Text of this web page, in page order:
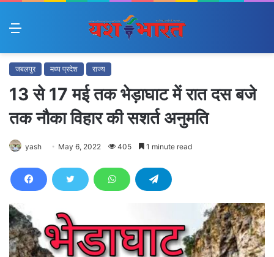
Menu
जबलपुर मध्य प्रदेश राज्य
13 से 17 मई तक भेड़ाघाट में रात दस बजे
तक नौका विहार की सशर्त अनुमति
yash May 6, 2022 405 1 minute read